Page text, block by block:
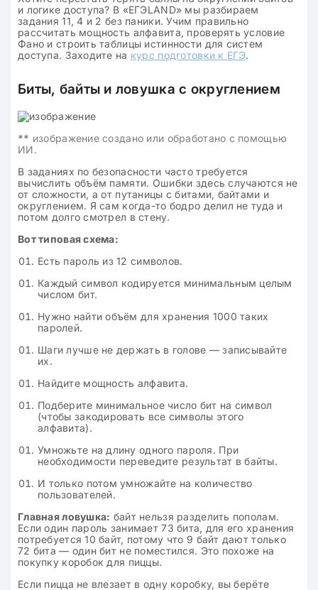
и логике доступа? В «ЕГЭLAND» мы разбираем
задания 11, 4 и 2 без паники. Учим правильно
рассчитать мощность алфавита, проверять условие
Фано и строить таблицы истинности для систем
доступа. Заходите на курс подготовки к ЕГЭ.
Биты, байты и ловушка с округлением
** изображение создано или обработано с помощью
ИИ.
В заданиях по безопасности часто требуется
вычислить объём памяти. Ошибки здесь случаются не
от сложности, а от путаницы с битами, байтами и
округлением. Я сам когда-то бодро делил не туда и
потом долго смотрел в стену.
Вот типовая схема:
Есть пароль из 12 символов.
Каждый символ кодируется минимальным целым
числом бит.
Нужно найти объём для хранения 1000 таких
паролей.
Шаги лучше не держать в голове — записывайте
их.
Найдите мощность алфавита.
Подберите минимальное число бит на символ
(чтобы закодировать все символы этого
алфавита).
Умножьте на длину одного пароля. При
необходимости переведите результат в байты.
И только потом умножайте на количество
пользователей.
Главная ловушка: байт нельзя разделить пополам.
Если один пароль занимает 73 бита, для его хранения
потребуется 10 байт, потому что 9 байт дают только
72 бита — один бит не поместился. Это похоже на
покупку коробок для пиццы.
Если пицца не влезает в одну коробку, вы берёте